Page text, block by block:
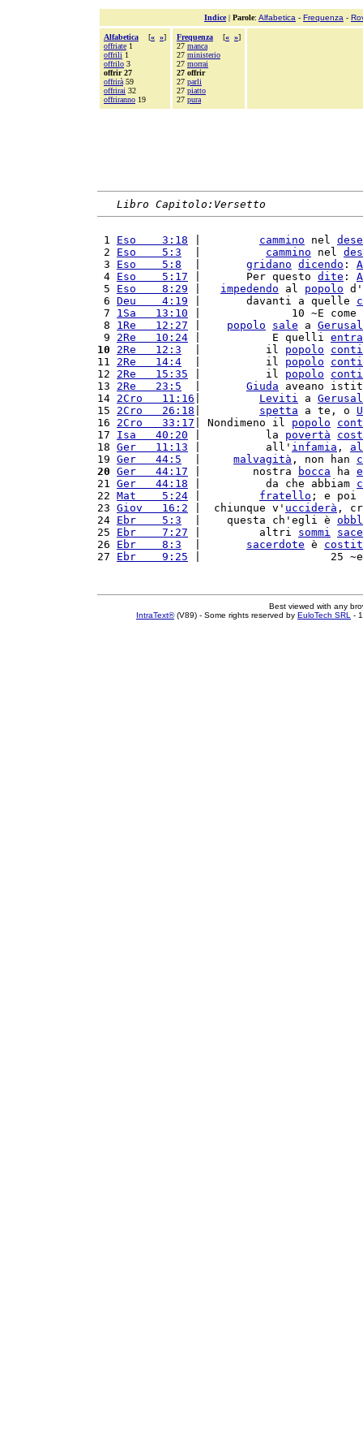
Indice| Parole: Alfabetica - Frequenza -
Alfabetica [« »]
offriate 1
offrili 1
offrilo 3
offrir 27
offrirà 59
offrirai 32
offriranno 19
Frequenza [« »]
27 manca
27 ministerio
27 morrai
27 offrir
27 parli
27 piatto
27 pura
Libro Capitolo:Versetto
1 Eso    3:18 cammino nel
2 Eso    5:3 cammino nel
3 Eso    5:8 gridano dicendo :
4 Eso    5:17 |       Per questo dite :
5 Eso    8:29 impedendo al popolo d'
6 Deu    4:19 |       davanti a quelle
7 1Sa   13:10 |              10 ~E come
8 1Re   12:27 popolo sale a
9 2Re   10:24 |           E quelli
10
2Re   12:3
  |          il
popolo
11 2Re   14:4
  |          il
popolo
12 2Re   15:35 |          il popolo
13 2Re   23:5 Giuda aveano
14 2Cro   11:16 Leviti a
15 2Cro   26:18 spetta a te, o
16 2Cro   33:17 | Nondimeno il popolo
17 Isa   40:20 |          la povertà
18 Ger   11:13 |          all' infamia ,
19 Ger   44:5 malvagità , non han
20 Ger   44:17 |        nostra bocca ha
21 Ger   44:18 |          da che abbiam
22 Mat    5:24 fratello ; e poi
23 Giov   16:2 |  chiunque v' ucciderà ,
24 Ebr    5:3
  |    questa ch'egli è
25 Ebr    7:27 |         altri sommi
26 Ebr    8:3 sacerdote è
27 Ebr    9:25 |                    25 ~e
Best viewed with any
IntraText®(V89) - Some rights reserved by EuloTech SRL -